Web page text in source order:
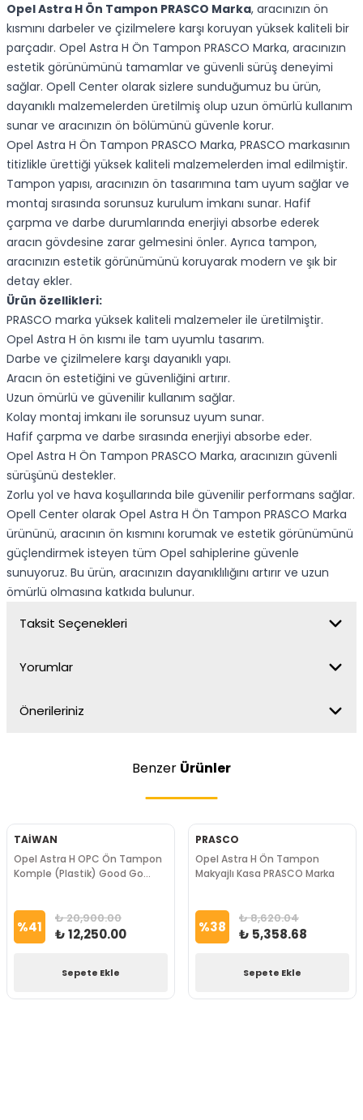
Opel Astra H Ön Tampon PRASCO Marka, aracınızın ön
kısmını darbeler ve çizilmelere karşı koruyan yüksek kaliteli bir
parçadır. Opel Astra H Ön Tampon PRASCO Marka, aracınızın
estetik görünümünü tamamlar ve güvenli sürüş deneyimi
sağlar. Opell Center olarak sizlere sunduğumuz bu ürün,
dayanıklı malzemelerden üretilmiş olup uzun ömürlü kullanım
sunar ve aracınızın ön bölümünü güvenle korur.
Opel Astra H Ön Tampon PRASCO Marka, PRASCO markasının
titizlikle ürettiği yüksek kaliteli malzemelerden imal edilmiştir.
Tampon yapısı, aracınızın ön tasarımına tam uyum sağlar ve
montaj sırasında sorunsuz kurulum imkanı sunar. Hafif
çarpma ve darbe durumlarında enerjiyi absorbe ederek
aracın gövdesine zarar gelmesini önler. Ayrıca tampon,
aracınızın estetik görünümünü koruyarak modern ve şık bir
detay ekler.
Ürün özellikleri:
PRASCO marka yüksek kaliteli malzemeler ile üretilmiştir.
Opel Astra H ön kısmı ile tam uyumlu tasarım.
Darbe ve çizilmelere karşı dayanıklı yapı.
Aracın ön estetiğini ve güvenliğini artırır.
Uzun ömürlü ve güvenilir kullanım sağlar.
Kolay montaj imkanı ile sorunsuz uyum sunar.
Hafif çarpma ve darbe sırasında enerjiyi absorbe eder.
Opel Astra H Ön Tampon PRASCO Marka, aracınızın güvenli
sürüşünü destekler.
Zorlu yol ve hava koşullarında bile güvenilir performans sağlar.
Opell Center olarak Opel Astra H Ön Tampon PRASCO Marka
ürününü, aracının ön kısmını korumak ve estetik görünümünü
güçlendirmek isteyen tüm Opel sahiplerine güvenle
sunuyoruz. Bu ürün, aracınızın dayanıklılığını artırır ve uzun
ömürlü olmasına katkıda bulunur.
Taksit Seçenekleri
Yorumlar
Önerileriniz
Benzer Ürünler
TAİWAN
Opel Astra H OPC Ön Tampon
Komple (Plastik) Good Go
%41 ₺ 20,900.00
₺ 12,250.00
Sepete Ekle
PRASCO
Opel Astra H Ön Tampon
Makyajlı Kasa PRASCO Marka
%38 ₺ 8,620.04
₺ 5,358.68
Sepete Ekle